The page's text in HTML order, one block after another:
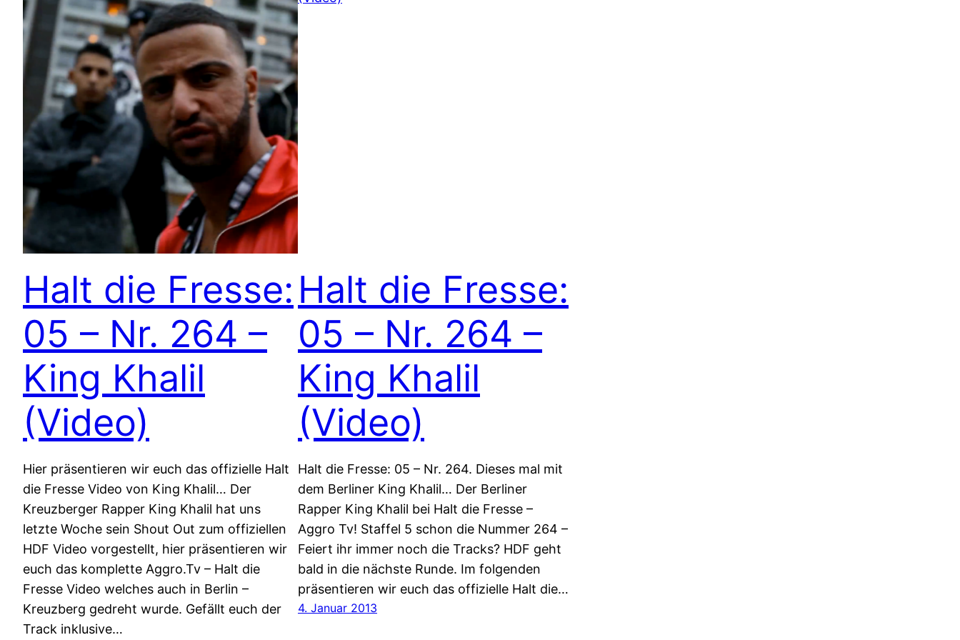
Halt die Fresse:
05 – Nr. 264 –
King Khalil
(Video)
Hier präsentieren wir euch das offizielle Halt
die Fresse Video von King Khalil… Der
Kreuzberger Rapper King Khalil hat uns
letzte Woche sein Shout Out zum offiziellen
HDF Video vorgestellt, hier präsentieren wir
euch das komplette Aggro.Tv – Halt die
Fresse Video welches auch in Berlin –
Kreuzberg gedreht wurde. Gefällt euch der
Track inklusive…
Halt die Fresse:
05 – Nr. 264 –
King Khalil
(Video)
Halt die Fresse: 05 – Nr. 264. Dieses mal mit
dem Berliner King Khalil… Der Berliner
Rapper King Khalil bei Halt die Fresse –
Aggro Tv! Staffel 5 schon die Nummer 264 –
Feiert ihr immer noch die Tracks? HDF geht
bald in die nächste Runde. Im folgenden
präsentieren wir euch das offizielle Halt die…
4. Januar 2013